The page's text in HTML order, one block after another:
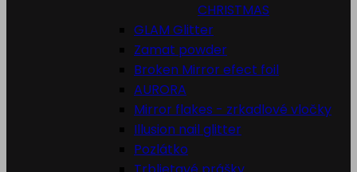
CHRISTMAS
GLAM Glitter
Zamat powder
Broken Mirror efect foil
AURORA
Mirror flakes - zrkadlové vločky
Illusion nail glitter
Pozlátko